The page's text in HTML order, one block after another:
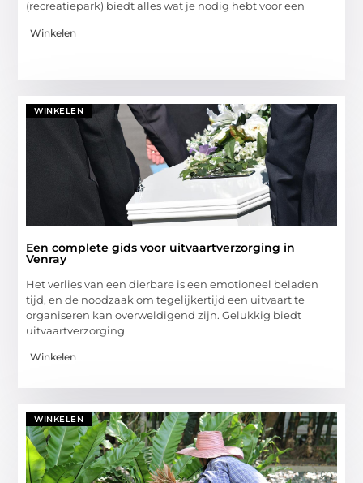
(recreatiepark) biedt alles wat je nodig hebt voor een
Winkelen
WINKELEN
Een complete gids voor uitvaartverzorging in
Venray
Het verlies van een dierbare is een emotioneel beladen
tijd, en de noodzaak om tegelijkertijd een uitvaart te
organiseren kan overweldigend zijn. Gelukkig biedt
uitvaartverzorging
Winkelen
WINKELEN